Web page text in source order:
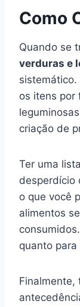
Como
Quando se
verduras e
os itens por
criação de
Ter uma
desperdício
o que você
alimentos
quanto
Finalmente,